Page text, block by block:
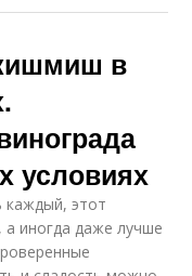
в
условиях
этот
а иногда даже лучше